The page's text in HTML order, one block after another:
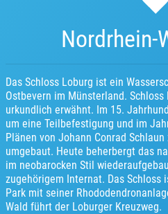
Nordrhein-
Das Schloss Loburg ist ein
Ostbevern im Münsterland.
urkundlich erwähnt. Im 15.
um eine Teilbefestigung und im
Plänen von Johann Conrad
umgebaut. Heute beherbergt das
im neobarocken Stil
zugehörigem Internat. Das Schloss
Park mit seiner
Wald führt der Loburger Kreuzweg.